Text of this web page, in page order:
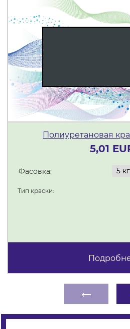
Полиуретановая
5,01
Фасовка:
Тип краски:
←